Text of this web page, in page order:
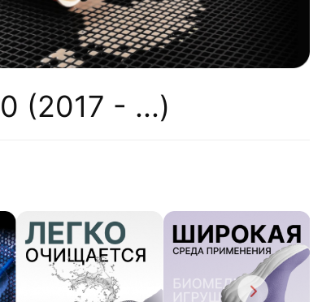
(2017 - ...)